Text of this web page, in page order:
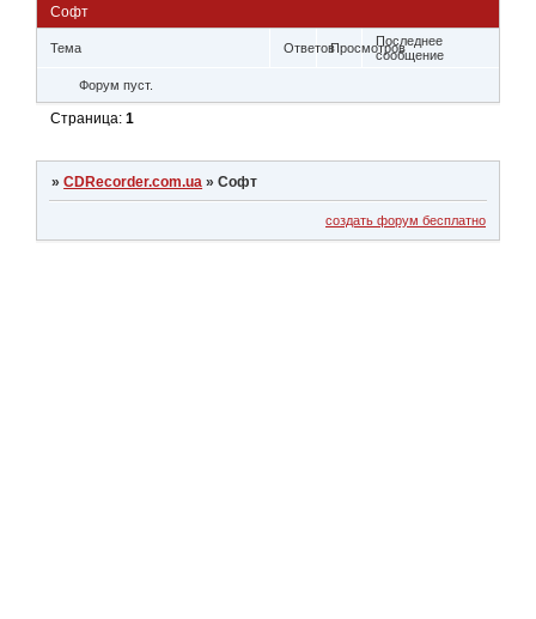
Софт
Тема ОтветовПросмотровПоследнее
сообщение
Форум пуст.
Страница:1
»CDRecorder.com.ua »Софт
создать форум бесплатно